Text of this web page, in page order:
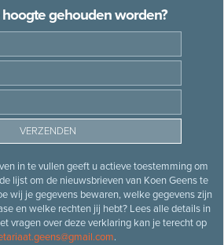
gehouden worden?
in te vullen geeft u actieve toestemming om
lijst om de nieuwsbrieven van Koen Geens te
wij je gegevens bewaren, welke gegevens zijn
en welke rechten jij hebt? Lees alle details in
vragen over deze verklaring kan je terecht op
.